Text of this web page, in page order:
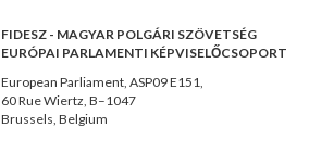
FIDESZ - MAGYAR POLGÁRI SZÖVETSÉG
EURÓPAI PARLAMENTI KÉPVISELŐCSOPORT
European Parliament, ASP09 E151,
60 Rue Wiertz, B–1047
Brussels, Belgium